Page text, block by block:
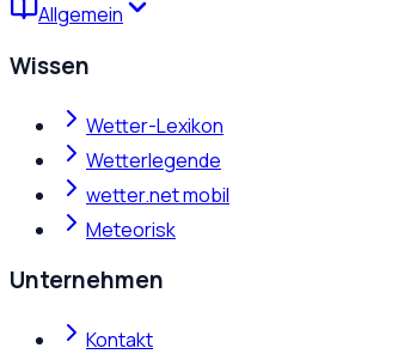
Allgemein
Wissen
Wetter-Lexikon
Wetterlegende
wetter.net mobil
Meteorisk
Unternehmen
Kontakt